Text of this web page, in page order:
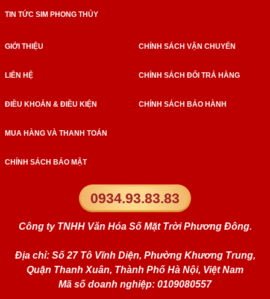
TIN TỨC SIM PHONG THỦY
0934.93.83.83
Công ty TNHH Văn Hóa Số Mặt Trời Phương Đông.
Địa chỉ: Số 27 Tô Vĩnh Diện, Phường Khương Trung,
Quận Thanh Xuân, Thành Phố Hà Nội, Việt Nam
Mã số doanh nghiệp: 0109080557
GIỚI THIỆU
LIÊN HỆ
ĐIỀU KHOẢN & ĐIỀU KIỆN
MUA HÀNG VÀ THANH TOÁN
CHÍNH SÁCH BẢO MẬT
CHÍNH SÁCH VẬN CHUYỂN
CHÍNH SÁCH ĐỔI TRẢ HÀNG
CHÍNH SÁCH BẢO HÀNH